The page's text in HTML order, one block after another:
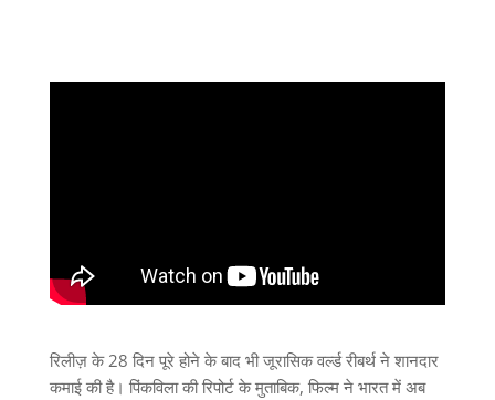
रिलीज़ के28 दिन पूरे होने के बाद भी जूरासिक वर्ल्ड रीबर्थ ने शानदार
कमाई की है। पिंकविला की रिपोर्ट के मुताबिक, फिल्म ने भारत में अब